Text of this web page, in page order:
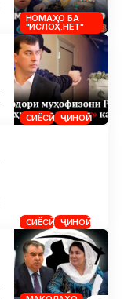
НОМАҲО БА
"ИСЛОҲ.НЕТ"
СИЁСӢ ҶИНОӢ
СИЁСӢ ҶИНОӢ